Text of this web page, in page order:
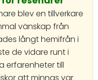
blev en tillverkare
vänskap från
långt hemifrån i
de vidare runt i
erfarenheter till